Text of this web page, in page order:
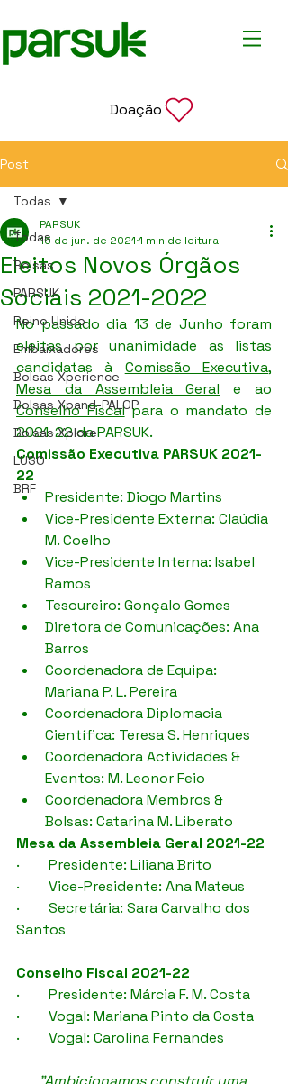
Doação
Post
Todas
Bolsas
PARSUK
Reino Unido
Embaixadores
Bolsas Xperience
Bolsas Xpand-PALOP
Bolsas Xplore
LUSO
BRF
Todas
Eleitos Novos Órgãos
Sociais 2021-2022
PARSUK
15 de jun. de 2021 1 min de leitura
No passado dia 13 de Junho foram
eleitas por unanimidade as listas
candidatas à Comissão Executiva
Mesa da Assembleia Geral
Conselho Fiscal para o mandato de
2021-22 da PARSUK.
Comissão Executiva PARSUK 2021-
22
Presidente: Diogo Martins
Vice-Presidente Externa: Claúdia
M. Coelho
Vice-Presidente Interna: Isabel
Ramos
Tesoureiro: Gonçalo Gomes
Diretora de Comunicações: Ana
Barros
Coordenadora de Equipa:
Mariana P. L. Pereira
Coordenadora Diplomacia
Científica: Teresa S. Henriques
Coordenadora Actividades &
Eventos: M. Leonor Feio
Coordenadora Membros &
Bolsas: Catarina M. Liberato
Mesa da Assembleia Geral 2021-22
·        Presidente: Liliana Brito
·        Vice-Presidente: Ana Mateus
·        Secretária: Sara Carvalho dos
Santos
Conselho Fiscal 2021-22
·        Presidente: Márcia F. M. Costa
·        Vogal: Mariana Pinto da Costa
·        Vogal: Carolina Fernandes